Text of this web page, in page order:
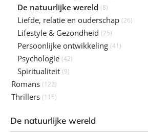
De natuurlijke wereld (8)
Liefde, relatie en ouderschap (26)
Lifestyle & Gezondheid (25)
Persoonlijke ontwikkeling (41)
Psychologie (42)
Spiritualiteit (9)
Romans (122)
Thrillers (115)
De natuurlijke wereld